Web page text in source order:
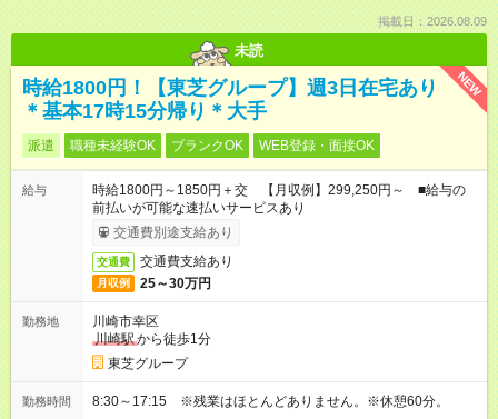
掲載日：2026.08.09
未読
NEW
時給1800円！【東芝グループ】週3日在宅あり
＊基本17時15分帰り＊大手
派遣 職種未経験OK ブランクOK WEB登録・面接OK
給与
時給1800円～1850円＋交 【月収例】299,250円～ ■給与の
前払いが可能な速払いサービスあり
交通費別途支給あり
交通費 交通費支給あり
月収例 25～30万円
勤務地
川崎市幸区
川崎駅から徒歩1分
東芝グループ
勤務時間 8:30～17:15 ※残業はほとんどありません。※休憩60分。